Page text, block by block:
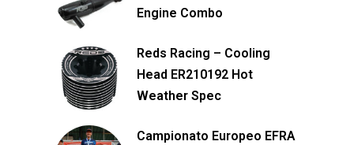
Engine Combo
Reds Racing – Cooling
Head ER210192 Hot
Weather Spec
Campionato Europeo EFRA